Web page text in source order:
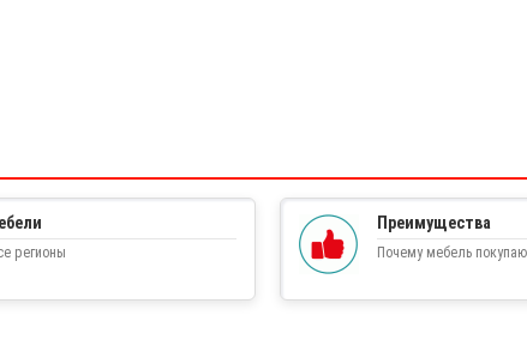
регионы
Преимущества
Почему мебель